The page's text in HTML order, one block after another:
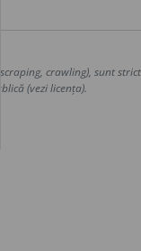
crawling), sunt strict
(vezi licența).